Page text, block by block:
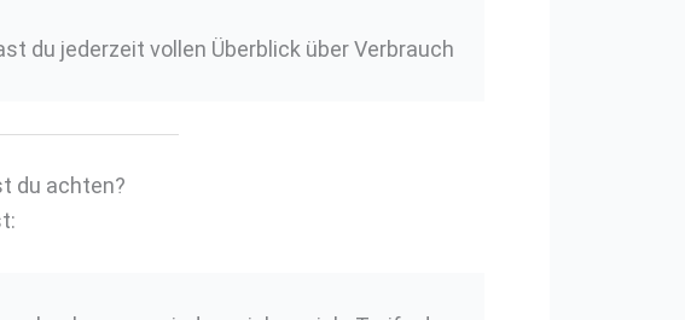
du jederzeit vollen Überblick über Verbrauch
du achten?